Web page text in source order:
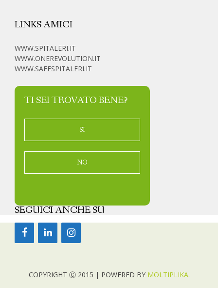
LINKS AMICI
WWW.SPITALERI.IT
WWW.ONEREVOLUTION.IT
WWW.SAFESPITALERI.IT
TI SEI TROVATO BENE?
SI
NO
SEGUICI ANCHE SU
COPYRIGHT Ⓒ 2015 | POWERED BY MOLTIPLIKA.